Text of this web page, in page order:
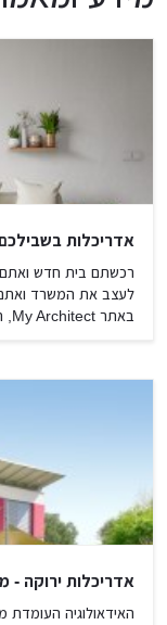
אדריכלות
רכשתם בית חדש
לעצב את המשרד ואתם
באתר My Architect, תוכלו למצוא...
אדריכלות ירוקה -
האידאולוגיה העומדת